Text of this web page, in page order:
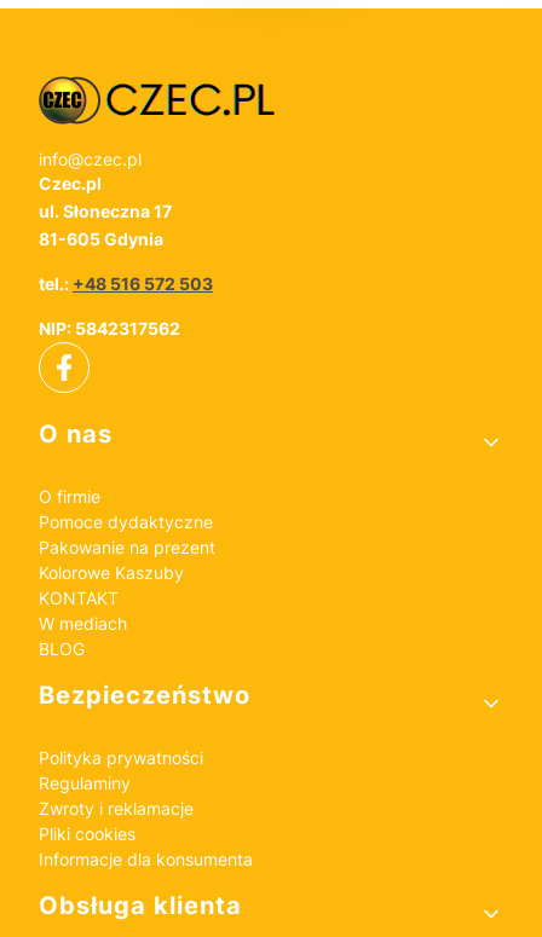
info@czec.pl
Czec.pl
ul. Słoneczna 17
81-605 Gdynia
tel.: +48 516 572 503
NIP: 5842317562
Linki w stopce
O nas
O firmie
Pomoce dydaktyczne
Pakowanie na prezent
Kolorowe Kaszuby
KONTAKT
W mediach
BLOG
Bezpieczeństwo
Polityka prywatności
Regulaminy
Zwroty i reklamacje
Pliki cookies
Informacje dla konsumenta
Obsługa klienta